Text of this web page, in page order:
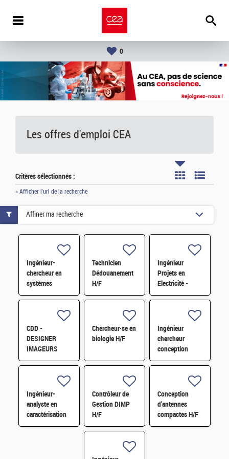
0
Les offres d'emploi CEA
Critères sélectionnés :
» Afficher l'url de la recherche
Ingénieur-
chercheur en
systèmes
embarqués H/F
Technicien
Dédouanement
H/F
Ingénieur
Projets en
Electricité -
Courants Forts
CDD -
DESIGNER
IMAGEURS
CMOS H/F
Chercheur·se en
biologie H/F
Ingénieur
chercheur
conception
combustible H/F
Ingénieur-
analyste en
caractérisation
physico-
Contrôleur de
Gestion DIMP
H/F
Conception
d'antennes
compactes H/F
Affiner ma recherche